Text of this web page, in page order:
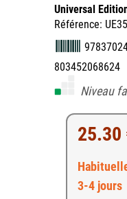
Universal
Référence:
803452068624
Niveau
25.30
3-4 jours